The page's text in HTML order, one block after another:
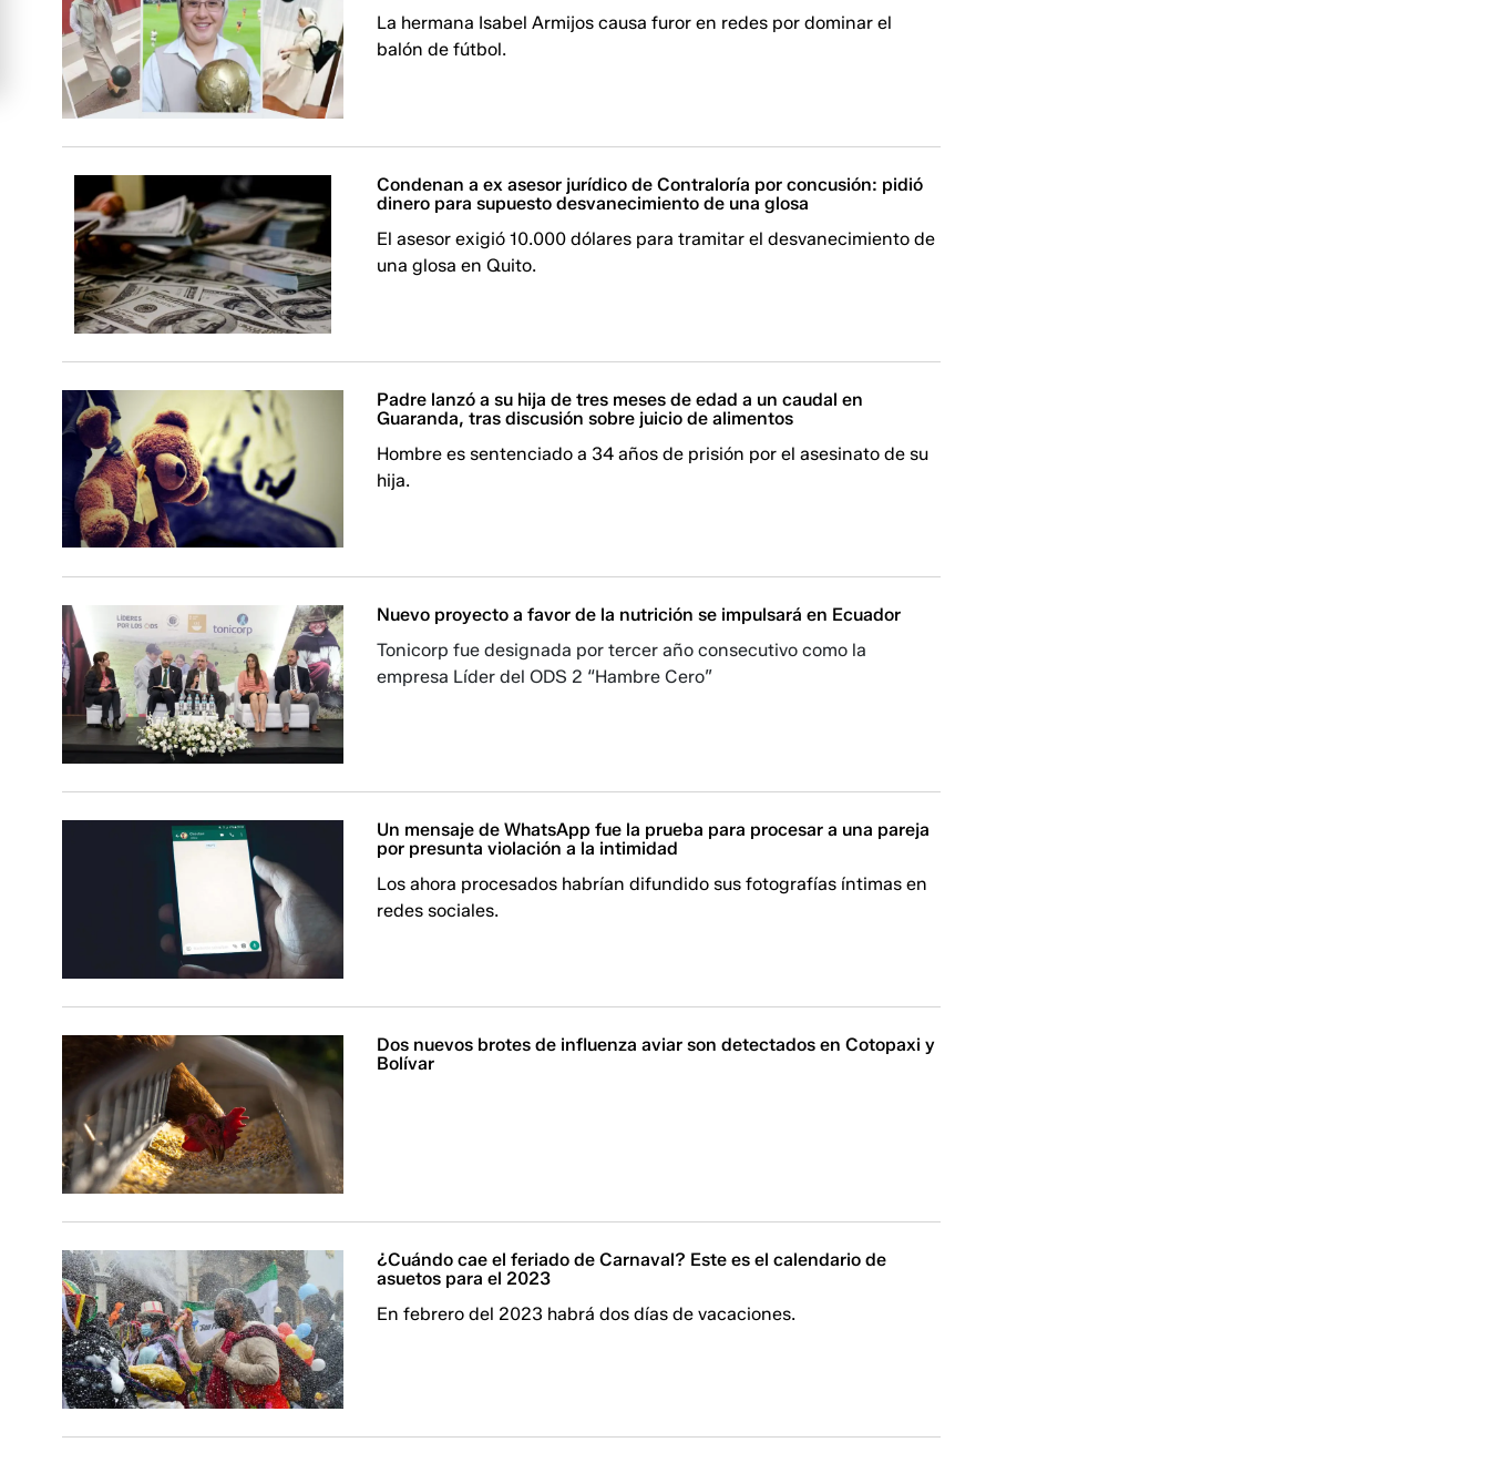
La hermana Isabel Armijos causa furor en redes por dominar el
balón de fútbol.
Condenan a ex asesor jurídico de Contraloría por concusión: pidió
dinero para supuesto desvanecimiento de una glosa
El asesor exigió 10.000 dólares para tramitar el desvanecimiento de
una glosa en Quito.
Padre lanzó a su hija de tres meses de edad a un caudal en
Guaranda, tras discusión sobre juicio de alimentos
Hombre es sentenciado a 34 años de prisión por el asesinato de su
hija.
Nuevo proyecto a favor de la nutrición se impulsará en Ecuador
Tonicorp fue designada por tercer año consecutivo como la
empresa Líder del ODS 2 “Hambre Cero”
Un mensaje de WhatsApp fue la prueba para procesar a una pareja
por presunta violación a la intimidad
Los ahora procesados habrían difundido sus fotografías íntimas en
redes sociales.
Dos nuevos brotes de influenza aviar son detectados en Cotopaxi y
Bolívar
¿Cuándo cae el feriado de Carnaval? Este es el calendario de
asuetos para el 2023
En febrero del 2023 habrá dos días de vacaciones.